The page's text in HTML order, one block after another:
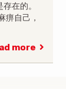
在的。
痹自己，
more